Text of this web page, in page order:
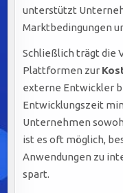
unterstützt
Marktbedingungen
Schließlich trägt die
Plattformen zur
externe Entwickler
Entwicklungszeit
Unternehmen
ist es oft möglich,
Anwendungen zu
spart.